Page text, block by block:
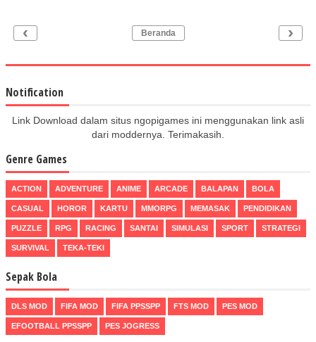
‹ ›
Beranda
Notification
Link Download dalam situs ngopigames ini menggunakan link asli
dari moddernya. Terimakasih.
Genre Games
ACTION ADVENTURE ANIME ARCADE BALAPAN BOLA
CASUAL HOROR KARTU MMORPG MEMASAK PENDIDIKAN
PUZZLE RPG RACING SANTAI SIMULASI SPORT STRATEGI
SURVIVAL TEKA-TEKI
Sepak Bola
DLS MOD FIFA MOD FIFA PPSSPP FTS MOD PES MOD
EFOOTBALL PPSSPP PES JOGRESS